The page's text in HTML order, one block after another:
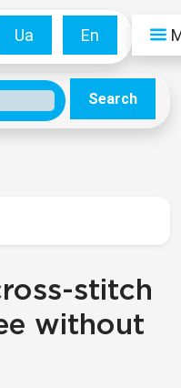
Ua En
Search
stitch
without